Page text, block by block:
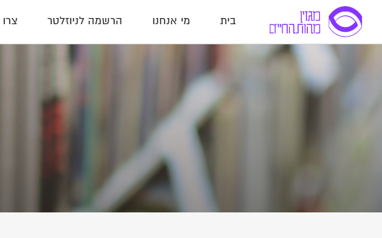
בית מי אנחנו הרשמה לניוזלטר